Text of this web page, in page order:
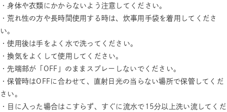
・身体や衣類にかからないよう注意してください。
・荒れ性の方や長時間使用する時は、炊事用手袋を着用してくださ
い。
・使用後は手をよく水で洗ってください。
・換気をよくして使用してください。
・先端部が「OFF」のままスプレーしないでください。
・保管時はOFFに合わせて、直射日光の当らない場所で保管してくだ
さい。
・目に入った場合はこすらず、すぐに流水で15分以上洗い流してくだ